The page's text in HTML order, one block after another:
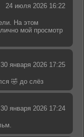
24 июля 2026 16:22
На этом
мой просмотр
30 января 2026 17:25
🤣 до слёз
30 января 2026 17:24